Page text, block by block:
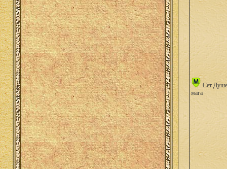
Сет
мага